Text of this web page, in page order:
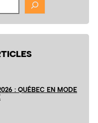
: QUÉBEC EN MODE